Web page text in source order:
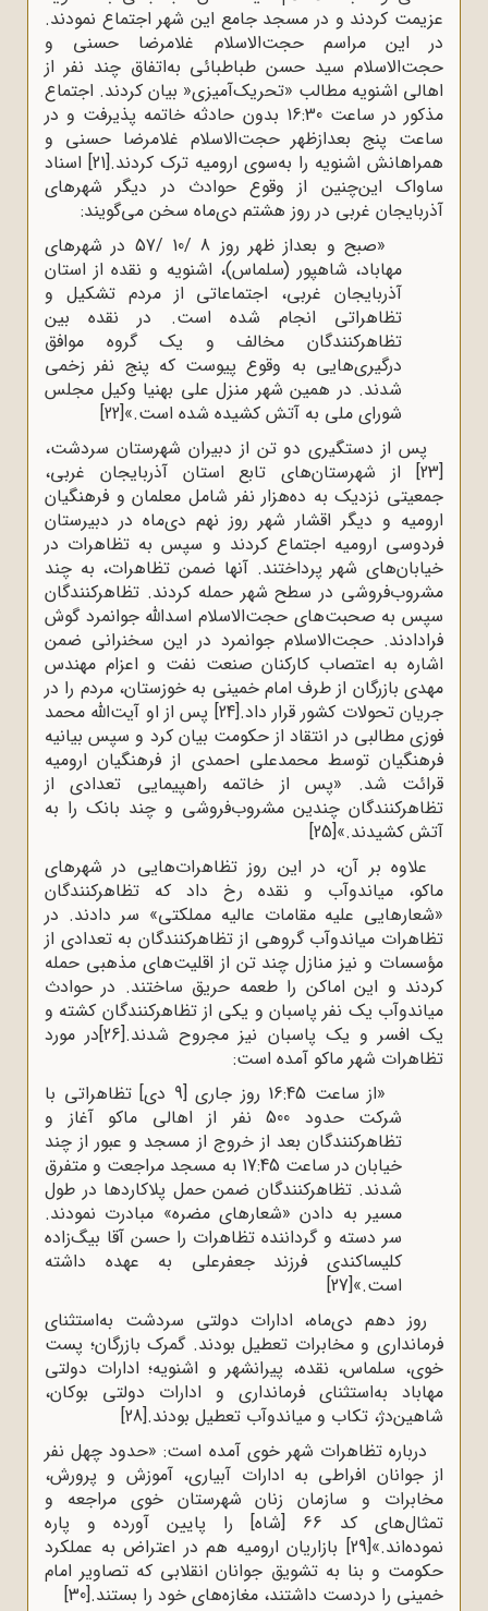
عزیمت کردند و در مسجد جامع این شهر اجتماع نمودند.
در این مراسم حجت‌الاسلام غلامرضا حسنی و
حجت‌الاسلام سید حسن طباطبائی به‌اتفاق چند نفر از
اهالی اشنویه مطالب «تحریک‌آمیزی« بیان کردند. اجتماع
مذکور در ساعت 16:30 بدون حادثه خاتمه پذیرفت و در
ساعت پنج بعدازظهر حجت‌الاسلام غلامرضا حسنی و
همراهانش اشنویه را به‌سوی ارومیه ترک کردند.[21]
اسناد
ساواک این‌چنین از وقوع حوادث در دیگر شهرهای
آذربایجان غربی در روز هشتم دی‌ماه سخن می‌گویند:
«صبح و بعداز ظهر روز 8 /10 /57 در شهرهای
مهاباد، شاهپور (سلماس)، اشنویه و نقده از استان
آذربایجان غربی، اجتماعاتی از مردم تشکیل و
تظاهراتی انجام شده است. در نقده بین
تظاهرکنندگان مخالف و یک گروه موافق
درگیری‌هایی به وقوع پیوست که پنج نفر زخمی
شدند. در همین شهر منزل علی بهنیا وکیل مجلس
شورای ملی به آتش کشیده شده است.»[22]
پس از دستگیری دو تن از دبیران شهرستان سردشت،
[23]
از شهرستان‌های تابع استان آذربایجان غربی،
جمعیتی نزدیک به ده‌هزار نفر شامل معلمان و فرهنگیان
ارومیه و دیگر اقشار شهر روز نهم دی‌ماه در دبیرستان
فردوسی ارومیه اجتماع کردند و سپس به تظاهرات در
خیابان‌های شهر پرداختند. آنها ضمن تظاهرات، به چند
مشروب‌فروشی در سطح شهر حمله کردند. تظاهرکنندگان
سپس به صحبت‌های حجت‌الاسلام اسدالله جوانمرد گوش
فرادادند. حجت‌الاسلام جوانمرد در این سخنرانی ضمن
اشاره به اعتصاب کارکنان صنعت نفت و اعزام مهندس
مهدی بازرگان از طرف امام خمینی به خوزستان، مردم را در
جریان تحولات کشور قرار داد.[24]
پس از او آیت‌الله محمد
فوزی مطالبی در انتقاد از حکومت بیان کرد و سپس بیانیه
فرهنگیان توسط محمدعلی احمدی از فرهنگیان ارومیه
قرائت شد. «پس از خاتمه راهپیمایی تعدادی از
تظاهرکنندگان چندین مشروب‌فروشی و چند بانک را به
آتش کشیدند.»[25]
علاوه بر آن، در این روز تظاهرات‌هایی در شهرهای
ماکو، میاندوآب و نقده رخ داد که تظاهرکنندگان
«شعارهایی علیه مقامات عالیه مملکتی» سر دادند. در
تظاهرات میاندوآب گروهی از تظاهرکنندگان به تعدادی از
مؤسسات و نیز منازل چند تن از اقلیت‌های مذهبی حمله
کردند و این اماکن را طعمه حریق ساختند. در حوادث
میاندوآب یک نفر پاسبان و یکی از تظاهرکنندگان کشته و
یک افسر و یک پاسبان نیز مجروح شدند.[26]
در مورد
تظاهرات شهر ماکو آمده است:
«از ساعت 16:45 روز جاری [9 دی] تظاهراتی با
شرکت حدود 500 نفر از اهالی ماکو آغاز و
تظاهرکنندگان بعد از خروج از مسجد و عبور از چند
خیابان در ساعت 17:45 به مسجد مراجعت و متفرق
شدند. تظاهرکنندگان ضمن حمل پلاکاردها در طول
مسیر به دادن «شعارهای مضره» مبادرت نمودند.
سر دسته و گرداننده تظاهرات را حسن آقا بیگ‌‌زاده
کلیساکندی فرزند جعفرعلی به عهده داشته
است.»[27]
روز دهم دی‌ماه، ادارات دولتی سردشت به‌استثنای
فرمانداری و مخابرات تعطیل بودند. گمرک بازرگان؛ پست
خوی، سلماس، نقده، پیرانشهر و اشنویه؛ ادارات دولتی
مهاباد به‌استثنای فرمانداری و ادارات دولتی بوکان،
شاهین‌دژ، تکاب و میاندوآب تعطیل بودند.[28]
درباره تظاهرات شهر خوی آمده است: «حدود چهل نفر
از جوانان افراطی به ادارات آبیاری، آموزش و پرورش،
مخابرات و سازمان زنان شهرستان خوی مراجعه و
تمثال‌های کد 66 [شاه] را پایین آورده و پاره
نموده‌اند.»[29]
بازاریان ارومیه هم در اعتراض به عملکرد
حکومت و بنا به تشویق جوانان انقلابی که تصاویر امام
خمینی را دردست داشتند، مغازه‌های خود را بستند.[30]